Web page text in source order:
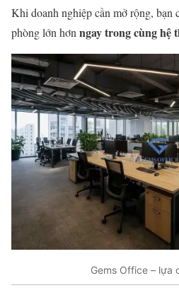
Khi doanh nghiệp cần mở rộng, bạn
phòng lớn hơn ngay trong cùng hệ
Gems Office – lựa